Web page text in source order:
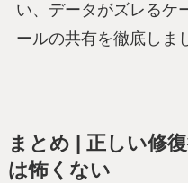
い、データがズレるケ
ールの共有を徹底しま
まとめ | 正しい修
は怖くない